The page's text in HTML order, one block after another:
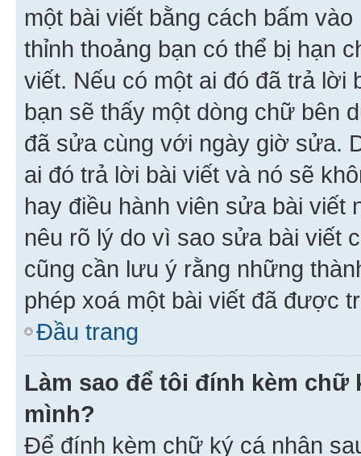
một bài viết bằng cách bấm
thỉnh thoảng bạn có thể bị hạn
viết. Nếu có một ai đó đã trả lời
bạn sẽ thấy một dòng chữ bên
đã sửa cùng với ngày giờ sửa.
ai đó trả lời bài viết và nó sẽ
hay điều hành viên sửa bài viết
nêu rõ lý do vì sao sửa bài viết
cũng cần lưu ý rằng những
phép xoá một bài viết đã được
Đầu trang
Làm sao để tôi đính kèm chữ
mình?
Để đính kèm chữ ký cá nhân